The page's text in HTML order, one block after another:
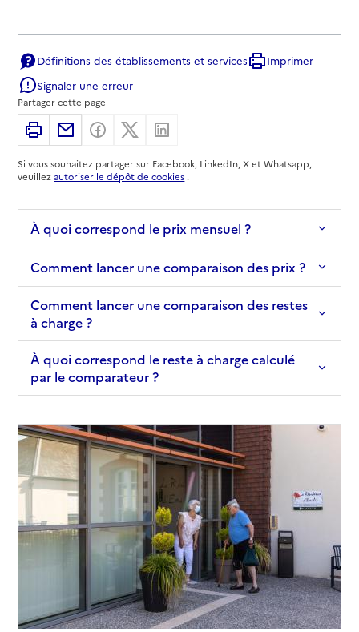
Définitions des établissements et services
Imprimer
Signaler une erreur
Partager cette page
ImprimerPartager par email
Partager sur Facebook
Partager sur X
Si vous souhaitez partager sur Facebook, LinkedIn, X et Whatsapp,
veuillezautoriser le dépôt de cookies .
À quoi correspond le prix mensuel ?
Comment lancer une comparaison des prix ?
Comment lancer une comparaison des restes
à charge ?
À quoi correspond le reste à charge calculé
par le comparateur ?